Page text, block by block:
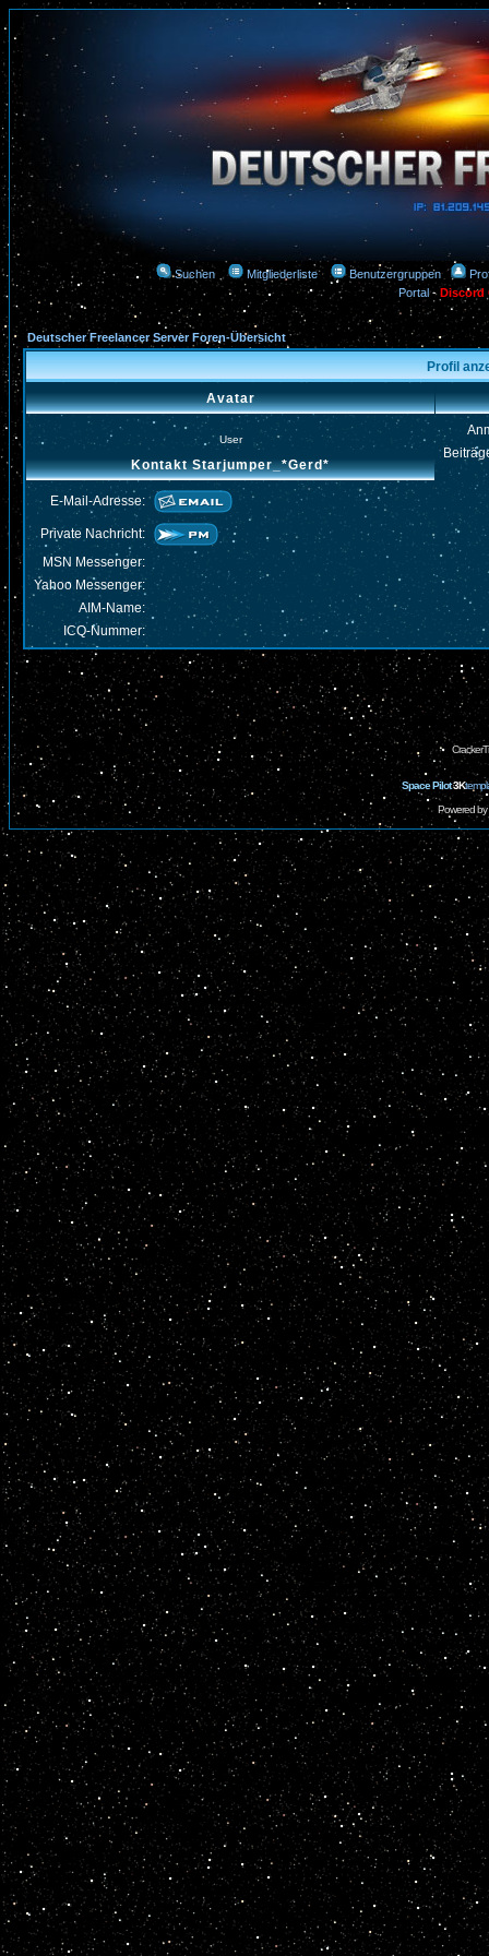
Suchen Mitgliederliste Benutzergruppen
Portal-Discord
Deutscher Freelancer Server Foren-Übersicht
Profil
Avatar
User
Kontakt Starjumper_*Gerd*
E-Mail-Adresse:
Private Nachricht:
MSN Messenger:
Yahoo Messenger:
AIM-Name:
ICQ-Nummer:
Space Pilot3K
Powered by